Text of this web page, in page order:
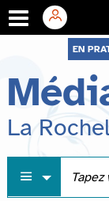
menu
contenu
recherche
EN
La